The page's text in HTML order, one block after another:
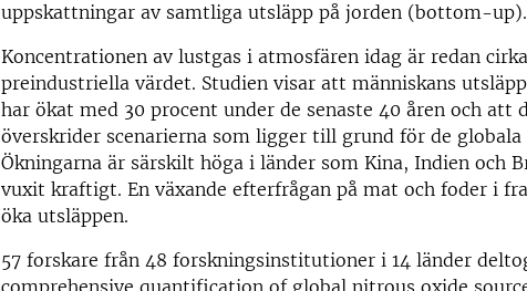
uppskattningar av samtliga utsläpp på jorden (bottom-up).
Koncentrationen av lustgas i atmosfären idag är redan
preindustriella värdet. Studien visar att människans
har ökat med 30 procent under de senaste 40 åren och att
överskrider scenarierna som ligger till grund för de
Ökningarna är särskilt höga i länder som Kina, Indien och
vuxit kraftigt. En växande efterfrågan på mat och foder i
öka utsläppen.
57 forskare från 48 forskningsinstitutioner i 14 länder
comprehensive quantification of global nitrous oxide